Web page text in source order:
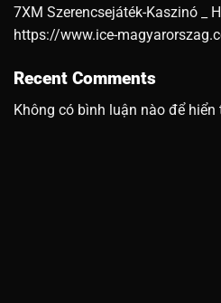
7XM Szerencsejáték-Kaszinó _
https://www.ice-
Recent Comments
Không có bình luận nào để hiển